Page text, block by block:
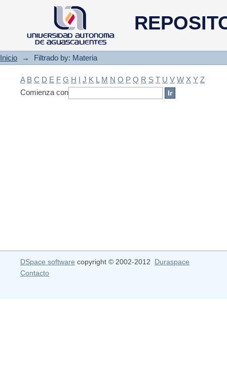
Filtrado by: Materia
Inicio → Filtrado by: Materia
A B C D E F G H I J K L M N O P Q R S T U V W X Y Z
Comienza con
DSpace software copyright © 2002-2012 Duraspace
Contacto